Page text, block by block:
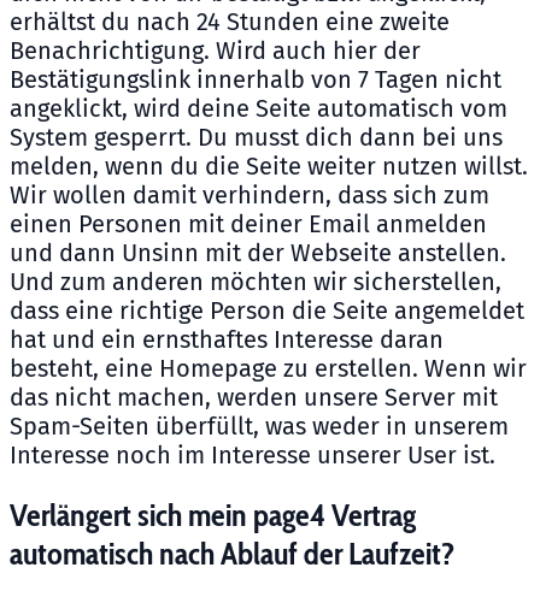
erhältst du nach 24 Stunden eine zweite
Benachrichtigung. Wird auch hier der
Bestätigungslink innerhalb von 7 Tagen nicht
angeklickt, wird deine Seite automatisch vom
System gesperrt. Du musst dich dann bei uns
melden, wenn du die Seite weiter nutzen willst.
Wir wollen damit verhindern, dass sich zum
einen Personen mit deiner Email anmelden
und dann Unsinn mit der Webseite anstellen.
Und zum anderen möchten wir sicherstellen,
dass eine richtige Person die Seite angemeldet
hat und ein ernsthaftes Interesse daran
besteht, eine Homepage zu erstellen. Wenn wir
das nicht machen, werden unsere Server mit
Spam-Seiten überfüllt, was weder in unserem
Interesse noch im Interesse unserer User ist.
Verlängert sich mein page4 Vertrag
automatisch nach Ablauf der Laufzeit?